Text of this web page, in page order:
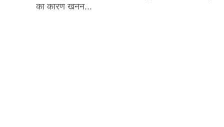
का कारण खनन...